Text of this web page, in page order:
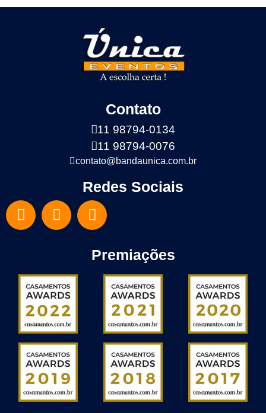
Contato
11 98794-0134
11 98794-0076
contato@bandaunica.com.br
Redes Sociais
Premiações